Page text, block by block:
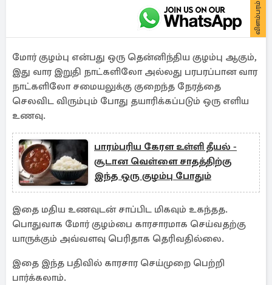
விளம்பரம்
மோர் குழம்பு என்பது ஒரு தென்னிந்திய குழம்பு ஆகும்,
இது வார இறுதி நாட்களிலோ அல்லது பரபரப்பான வார
நாட்களிலோ சமையலுக்கு குறைந்த நேரத்தை
செலவிட விரும்பும் போது தயாரிக்கப்படும் ஒரு எளிய
உணவு.
பாரம்பரிய கேரள உள்ளி தீயல் -
சூடான வெள்ளை சாதத்திற்கு
இந்த ஒரு குழம்பு போதும்
இதை மதிய உணவுடன் சாப்பிட மிகவும் உகந்தத.
பொதுவாக மோர் குழம்பை காரசாரமாக செய்வதற்கு
யாருக்கும் அவ்வளவு பெரிதாக தெரிவதில்லை.
இதை இந்த பதிவில் காரசார செய்முறை பெற்றி
பார்க்கலாம்.